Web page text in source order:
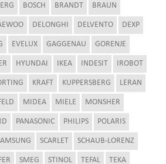
BOSCH BRANDT BRAUN
DELONGHI DELVENTO DEXP
EVELUX GAGGENAU GORENJE
HYUNDAI IKEA INDESIT IROBOT
KRAFT KUPPERSBERG LERAN
MIDEA MIELE MONSHER
PANASONIC PHILIPS POLARIS
SCARLET SCHAUB-LORENZ
SMEG STINOL TEFAL TEKA